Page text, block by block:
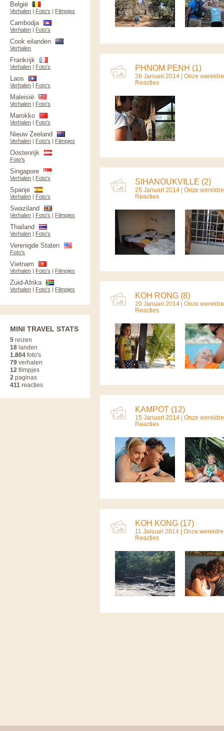
PHNOM PENH (1)
26 Januari 2014 | Onze
Reacties
SIHANOUKVILLE (2)
25 Januari 2014 | Onze
Reacties
KOH RONG (8)
20 Januari 2014 | Onze
Reacties
KAMPOT (12)
15 Januari 2014 | Onze
Reacties
KOH KONG (17)
11 Januari 2014 | Onze
Reacties
België
Verhalen | Foto's | Filmpjes
Cambodja
Verhalen | Foto's
Cook eilanden
Verhalen
Frankrijk
Verhalen | Foto's
Laos
Verhalen | Foto's
Maleisië
Verhalen | Foto's
Marokko
Verhalen | Foto's
Nieuw Zeeland
Verhalen | Foto's | Filmpjes
Oostenrijk
Foto's
Singapore
Verhalen | Foto's
Spanje
Verhalen | Foto's
Swaziland
Verhalen | Foto's | Filmpjes
Thailand
Verhalen | Foto's
Verenigde Staten
Foto's
Vietnam
Verhalen | Foto's | Filmpjes
Zuid-Afrika
Verhalen | Foto's | Filmpjes
MINI TRAVEL STATS
5 reizen
18 landen
1.804 foto's
79 verhalen
12 filmpjes
2 paginas
411 reacties